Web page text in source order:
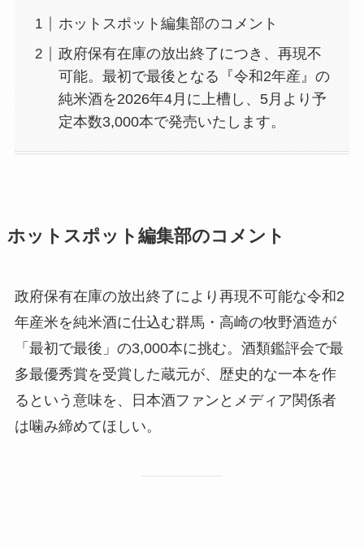
ホットスポット編集部のコメント
政府保有在庫の放出終了につき、再現不
可能。最初で最後となる『令和2年産』の
純米酒を2026年4月に上槽し、5月より予
定本数3,000本で発売いたします。
ホットスポット編集部のコメント
政府保有在庫の放出終了により再現不可能な令和2
年産米を純米酒に仕込む群馬・高崎の牧野酒造が
「最初で最後」の3,000本に挑む。酒類鑑評会で最
多最優秀賞を受賞した蔵元が、歴史的な一本を作
るという意味を、日本酒ファンとメディア関係者
は噛み締めてほしい。